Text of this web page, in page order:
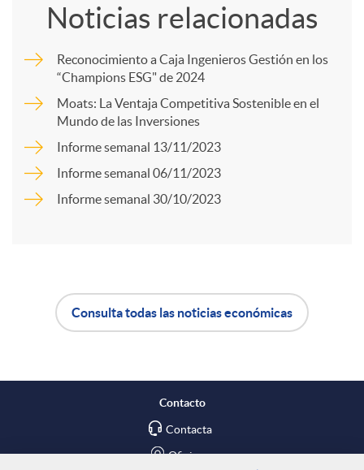
n
d
o
p
a
r
n
Noticias relacionadas
Reconocimiento a Caja Ingenieros Gestión en los
“Champions ESG" de 2024
Moats: La Ventaja Competitiva Sostenible en el
Mundo de las Inversiones
Informe semanal 13/11/2023
Informe semanal 06/11/2023
Informe semanal 30/10/2023
p
o
Consulta todas las noticias económicas
Contacto
Contacta
Oficinas